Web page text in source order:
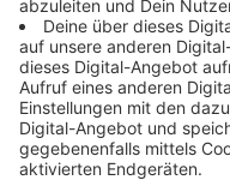
Hier gibt es nur eine
Anzeige
Skippy ist nicht